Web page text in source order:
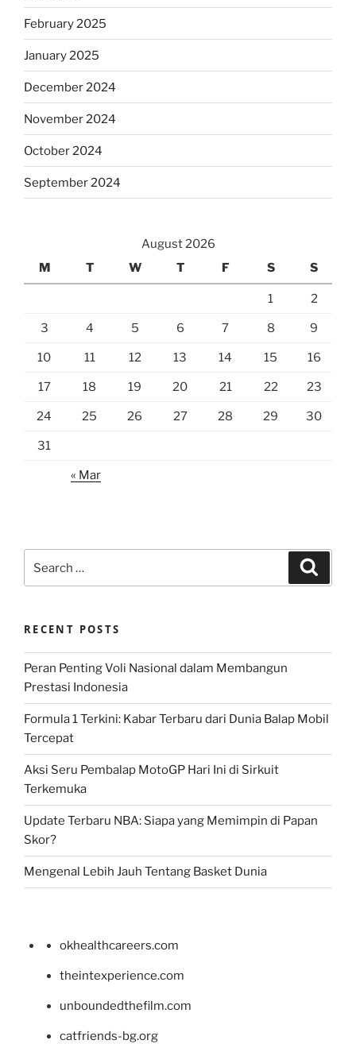
February 2025
January 2025
December 2024
November 2024
October 2024
September 2024
August 2026
M
T W T F S S
1 2
3 4 5 6 7 8 9
10 11 12 13 14 15 16
17 18 19 20 21 22 23
24 25 26 27 28 29 30
31
« Mar
for:
RECENT POSTS
Peran Penting Voli Nasional dalam Membangun
Prestasi Indonesia
Formula 1 Terkini: Kabar Terbaru dari Dunia Balap Mobil
Tercepat
Aksi Seru Pembalap MotoGP Hari Ini di Sirkuit
Terkemuka
Update Terbaru NBA: Siapa yang Memimpin di Papan
Skor?
Mengenal Lebih Jauh Tentang Basket Dunia
okhealthcareers.com
theintexperience.com
unboundedthefilm.com
catfriends-bg.org